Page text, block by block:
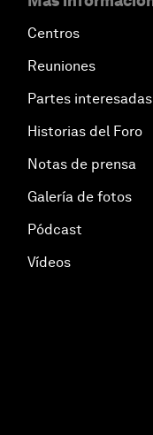
Centros
Reuniones
Partes interesadas
Historias del Foro
Notas de prensa
Galería de fotos
Pódcast
Vídeos